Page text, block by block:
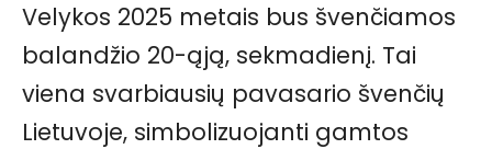
Velykos 2025 metais bus švenčiamos
balandžio 20-ąją, sekmadienį. Tai
viena svarbiausių pavasario švenčių
Lietuvoje, simbolizuojanti gamtos